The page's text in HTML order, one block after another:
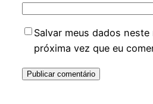
Salvar meus dados
próxima vez que eu